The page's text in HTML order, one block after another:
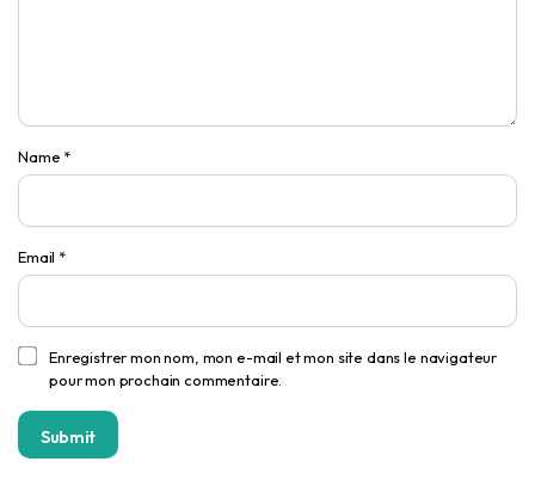
Name *
Email *
Enregistrer mon nom, mon e-mail et mon site dans le navigateur
pour mon prochain commentaire.